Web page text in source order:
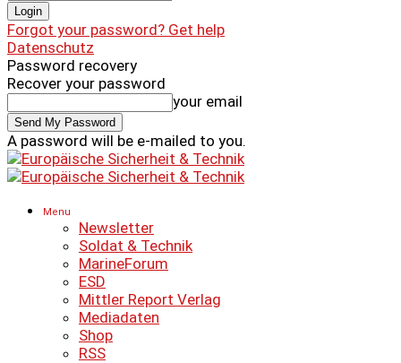
Forgot your password? Get help
Datenschutz
Password recovery
Recover your password
your email
A password will be e-mailed to you.
Menu
Newsletter
Soldat & Technik
MarineForum
ESD
Mittler Report Verlag
Mediadaten
Shop
RSS